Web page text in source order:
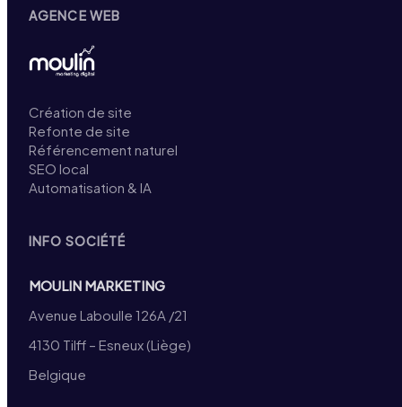
AGENCE WEB
Création de site
Refonte de site
Référencement naturel
SEO local
Automatisation & IA
INFO SOCIÉTÉ
MOULIN MARKETING
Avenue Laboulle 126A /21
4130 Tilff – Esneux (Liège)
Belgique